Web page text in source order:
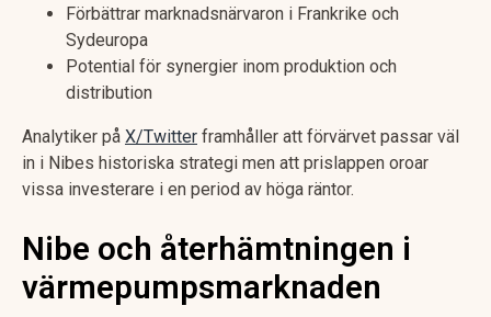
Förbättrar marknadsnärvaron i Frankrike och
Sydeuropa
Potential för synergier inom produktion och
distribution
Analytiker på X/Twitter framhåller att förvärvet passar väl
in i Nibes historiska strategi men att prislappen oroar
vissa investerare i en period av höga räntor.
Nibe och återhämtningen i
värmepumpsmarknaden